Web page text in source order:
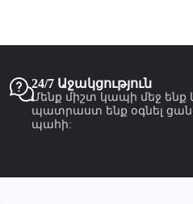
24/7 Աջակցություն
Մենք միշտ կապի մեջ ենք
պատրաստ ենք օգնել
պահի: